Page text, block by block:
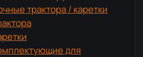
трактора / каретки
для